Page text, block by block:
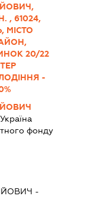
, 61024,
МІСТО
20/22
-
Україна
фонду
-